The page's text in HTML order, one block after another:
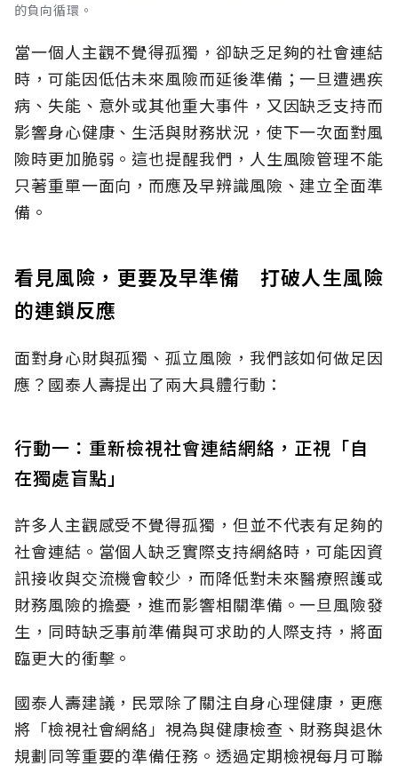
的負向循環。
當一個人主觀不覺得孤獨，卻缺乏足夠的社會連結
時，可能因低估未來風險而延後準備；一旦遭遇疾
病、失能、意外或其他重大事件，又因缺乏支持而
影響身心健康、生活與財務狀況，使下一次面對風
險時更加脆弱。這也提醒我們，人生風險管理不能
只著重單一面向，而應及早辨識風險、建立全面準
備。
看見風險，更要及早準備 打破人生風險
的連鎖反應
面對身心財與孤獨、孤立風險，我們該如何做足因
應？國泰人壽提出了兩大具體行動：
行動一：重新檢視社會連結網絡，正視「自
在獨處盲點」
許多人主觀感受不覺得孤獨，但並不代表有足夠的
社會連結。當個人缺乏實際支持網絡時，可能因資
訊接收與交流機會較少，而降低對未來醫療照護或
財務風險的擔憂，進而影響相關準備。一旦風險發
生，同時缺乏事前準備與可求助的人際支持，將面
臨更大的衝擊。
國泰人壽建議，民眾除了關注自身心理健康，更應
將「檢視社會網絡」視為與健康檢查、財務與退休
規劃同等重要的準備任務。透過定期檢視每月可聯